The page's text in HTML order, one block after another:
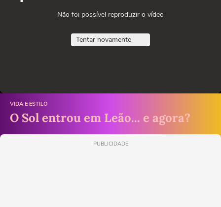
Não foi possível reproduzir o vídeo
Tentar novamente
VIDA E ESTILO
O Sol entrou em Leão... e agora?
PUBLICIDADE